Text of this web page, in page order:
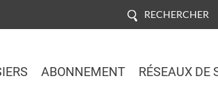
RECHERCHER
ABONNEMENT RÉSEAUX DE